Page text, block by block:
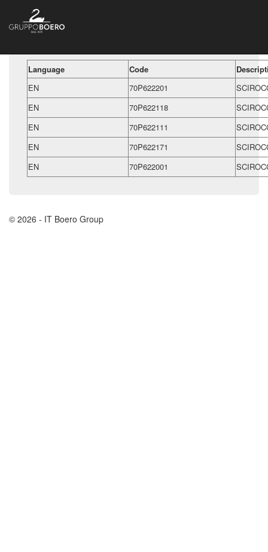
Language Code
EN
70P622201
EN
70P622118
EN
70P622111
EN
70P622171
EN
70P622001
© 2026 - IT Boero Group